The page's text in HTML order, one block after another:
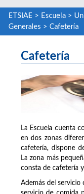
ETSIAE > Escuela>
Generales > Cafetería
Cafetería
La Escuela cuenta
en dos zonas
cafetería, dispone
La zona más
consta de cafetería
Además del servicio